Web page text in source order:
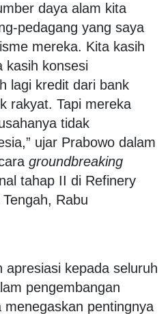
daya alam kita
pedagang yang saya
mereka. Kita kasih
kasih konsesi
lagi kredit dari bank
rakyat. Tapi mereka
tidak
ujar Prabowo dalam
groundbreaking
tahap II di Refinery
Rabu
apresiasi kepada seluruh
pengembangan
pentingnya